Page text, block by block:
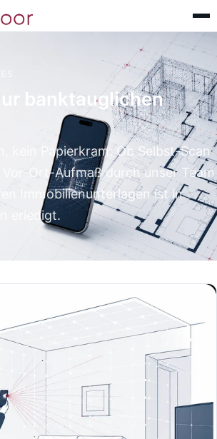
banktauglichen
kein Papierkram: Ob Selbst-Scan
Vor-Ort-Aufmaß durch unser Team
Immobilienunterlagen ist in
erledigt.